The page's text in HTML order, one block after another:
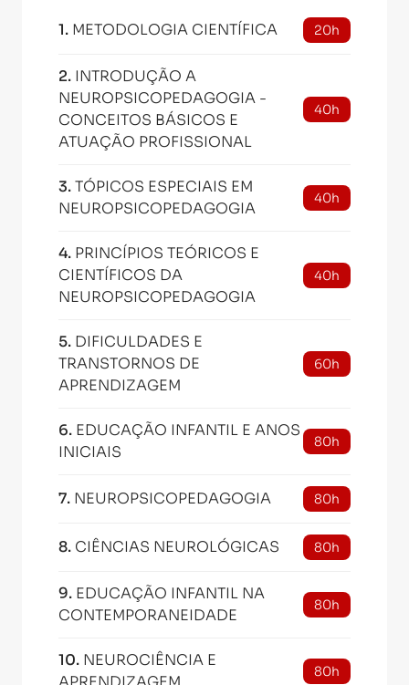
1. METODOLOGIA CIENTÍFICA 20h
2. INTRODUÇÃO A
NEUROPSICOPEDAGOGIA -
CONCEITOS BÁSICOS E
ATUAÇÃO PROFISSIONAL
40h
3.TÓPICOS ESPECIAIS EM
NEUROPSICOPEDAGOGIA
40h
4. PRINCÍPIOS TEÓRICOS E
CIENTÍFICOS DA
NEUROPSICOPEDAGOGIA
40h
5. DIFICULDADES E
TRANSTORNOS DE
APRENDIZAGEM
60h
6. EDUCAÇÃO INFANTIL E ANOS
INICIAIS
80h
7. NEUROPSICOPEDAGOGIA 80h
8. CIÊNCIAS NEUROLÓGICAS 80h
9. EDUCAÇÃO INFANTIL NA
CONTEMPORANEIDADE
80h
10. NEUROCIÊNCIA E
80h